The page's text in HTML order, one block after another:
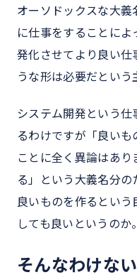
オーソドックスな大
に仕事をすることに
発化させてより良い仕
うな形は必要だという
システム開発という
るわけですが「良いも
ことに全く異論はあ
る」という大義名分の
良いものを作るとい
しても良いというのか。
そんなわけない